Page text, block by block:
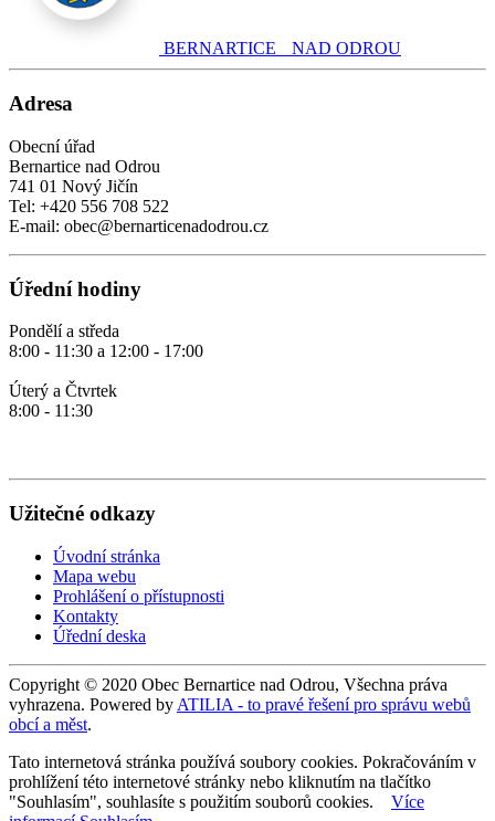
BERNARTICE NAD ODROU
Adresa
Obecní úřad
Bernartice nad Odrou
741 01 Nový Jičín
Tel: +420 556 708 522
E-mail: obec@bernarticenadodrou.cz
Úřední hodiny
Pondělí a středa
8:00 - 11:30 a 12:00 - 17:00
Úterý a Čtvrtek
8:00 - 11:30
Užitečné odkazy
Úvodní stránka
Mapa webu
Prohlášení o přístupnosti
Kontakty
Úřední deska
Copyright © 2020 Obec Bernartice nad Odrou, Všechna práva
vyhrazena. Powered by ATILIA - to pravé řešení pro správu webů
obcí a měst.
Tato internetová stránka používá soubory cookies. Pokračováním v
prohlížení této internetové stránky nebo kliknutím na tlačítko
"Souhlasím", souhlasíte s použitím souborů cookies. Více